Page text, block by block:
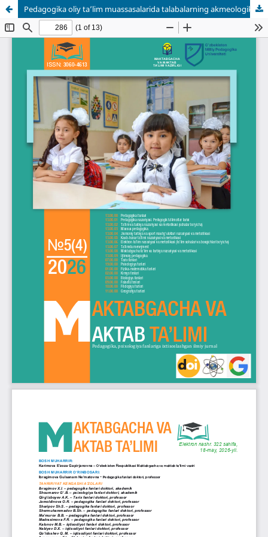
Pedagogika oliy ta’lim muassasalarida talabalarning akmeologik madaniyatini rivojlantirishda ART-pedagogik texnologiyalardan foydalanish